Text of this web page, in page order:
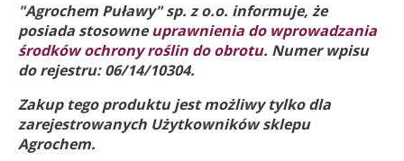
"Agrochem Puławy" sp. z o.o. informuje, że
posiada stosowneuprawnienia do wprowadzania
środków ochrony roślin do obrotu. Numer wpisu
do rejestru: 06/14/10304.
Zakup tego produktu jest możliwy tylko dla
zarejestrowanych Użytkowników sklepu
Agrochem.